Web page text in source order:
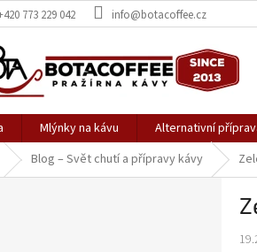
773 229 042 info@botacoffee.cz
Mlýnky na kávu Alternativní
Domů Blog – Svět chutí a přípravy kávy